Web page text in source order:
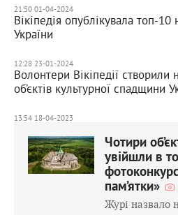
21:50 01-04-2024
Вікіпедія опублікувала топ-
України
12:28 23-01-2024
Волонтери Вікіпедії
об’єктів культурної спадщини
13:54 18-04-2023
Чотири
увійшли в
пам’ятки»
Журі назвало